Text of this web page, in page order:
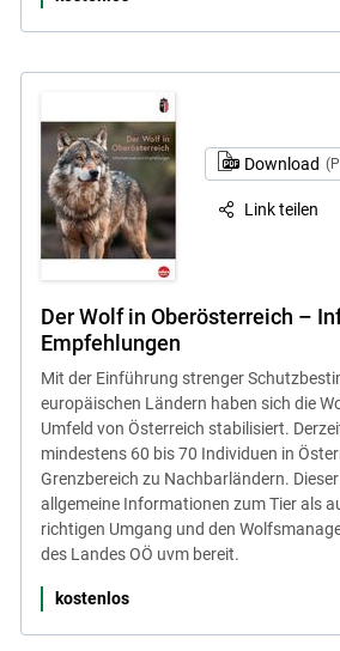
Download
Link teilen
Der Wolf in Oberösterreich –
Empfehlungen
Mit der Einführung strenger
europäischen Ländern haben sich die
Umfeld von Österreich stabilisiert.
mindestens 60 bis 70 Individuen in
Grenzbereich zu Nachbarländern.
allgemeine Informationen zum Tier als
richtigen Umgang und den
des Landes OÖ uvm bereit.
kostenlos